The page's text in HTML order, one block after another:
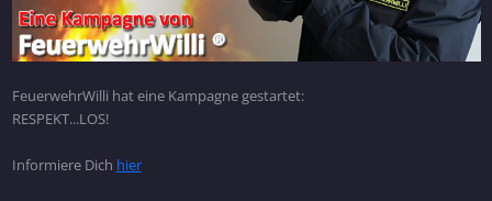
FeuerwehrWilli hat eine Kampagne gestartet:
RESPEKT...LOS!
Informiere Dich hier